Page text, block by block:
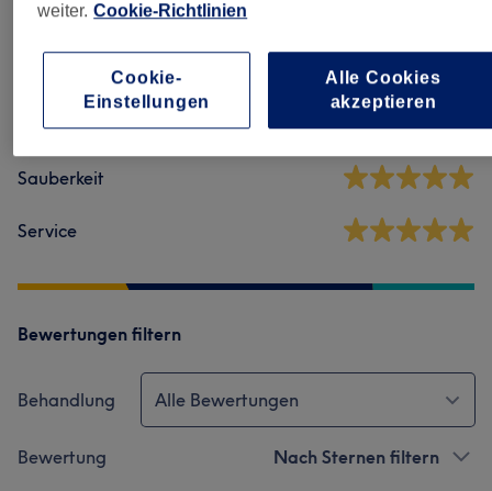
4,7 290 Bewertungen
Ambiente
Sauberkeit
Service
Bewertungen filtern
Behandlung Alle Bewertungen
Bewertung Nach Sternen filtern
weiter. Cookie-Richtlinien
Cookie-
Einstellungen
Alle Cookies
akzeptieren